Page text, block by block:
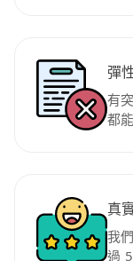
彈
有
都
真
我
過